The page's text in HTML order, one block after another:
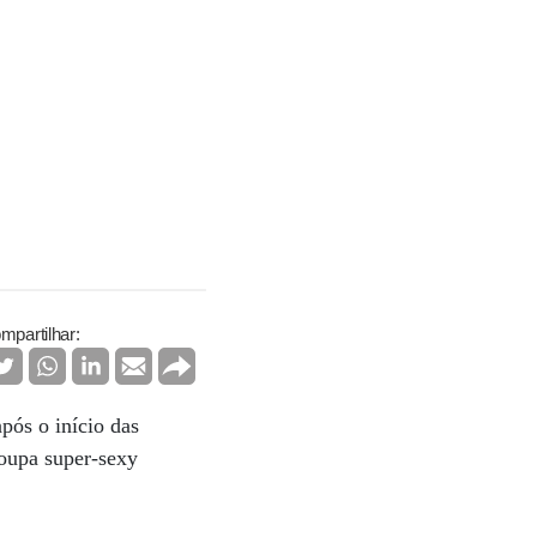
o início das
super-sexy